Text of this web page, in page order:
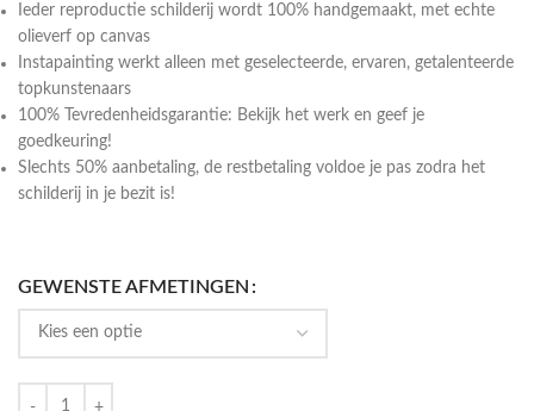
Ieder reproductie schilderij wordt 100% handgemaakt, met echte
olieverf op canvas
Instapainting werkt alleen met geselecteerde, ervaren, getalenteerde
topkunstenaars
100% Tevredenheidsgarantie: Bekijk het werk en geef je
goedkeuring!
Slechts 50% aanbetaling, de restbetaling voldoe je pas zodra het
schilderij in je bezit is!
GEWENSTE AFMETINGEN